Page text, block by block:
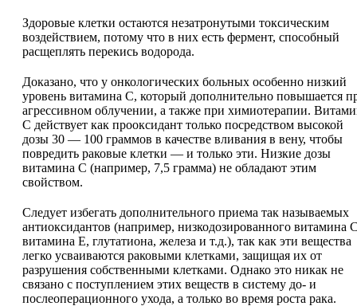
Здоровые клетки остаются незатронутыми токсическим
воздействием, потому что в них есть фермент, способный
расщеплять перекись водорода.
Доказано, что у онкологических больных особенно низкий
уровень витамина С, который дополнительно повышается
агрессивном облучении, а также при химиотерапии.
С действует как прооксидант только посредством высокой
дозы 30 — 100 граммов в качестве вливания в вену, чтобы
повредить раковые клетки — и только эти. Низкие дозы
витамина С (например, 7,5 грамма) не обладают этим
свойством.
Следует избегать дополнительного приема так называемых
антиоксидантов (например, низкодозированного витамина
витамина Е, глутатиона, железа и т.д.), так как эти вещества
легко усваиваются раковыми клетками, защищая их от
разрушения собственными клетками. Однако это никак не
связано с поступлением этих веществ в систему до- и
послеоперационного ухода, а только во время роста рака.